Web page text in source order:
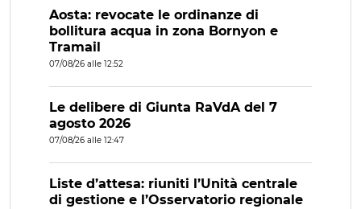
Aosta: revocate le ordinanze di
bollitura acqua in zona Bornyon e
Tramail
07/08/26 alle 12:52
Le delibere di Giunta RaVdA del 7
agosto 2026
07/08/26 alle 12:47
Liste d’attesa: riuniti l’Unità centrale
di gestione e l’Osservatorio regionale